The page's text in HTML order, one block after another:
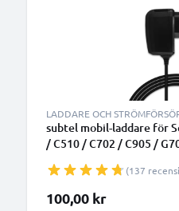
LADDARE OCH
subtel mobil-laddare för
/ C510 / C702 / C905 /
strömadapter för(137
100,00 kr